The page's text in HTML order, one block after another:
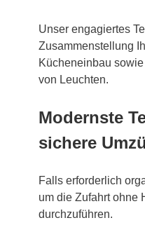
Unser engagiertes
Zusammenstellung
Kücheneinbau
von Leuchten.
Modernste
sichere
Falls erforderlich
um die Zufahrt ohne
durchzuführen.